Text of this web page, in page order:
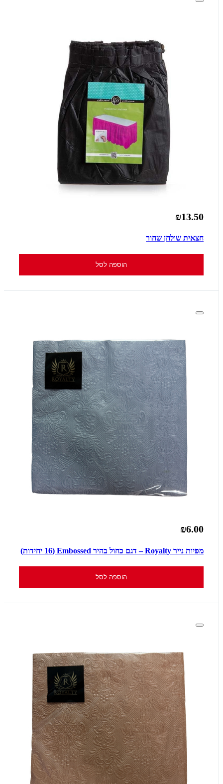
₪13.50
חצאית שולחן שחור
הוספה לסל
₪6.00
מפיות נייר Royalty – דגם כחול בהיר Embossed (16 יחידות)
הוספה לסל